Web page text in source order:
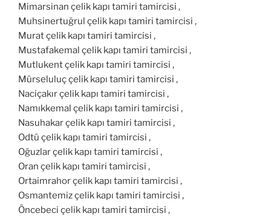
Mimarsinan çelik kapı tamiri tamircisi ,
Muhsinertuğrul çelik kapı tamiri tamircisi ,
Murat çelik kapı tamiri tamircisi ,
Mustafakemal çelik kapı tamiri tamircisi ,
Mutlukent çelik kapı tamiri tamircisi ,
Mürseluluç çelik kapı tamiri tamircisi ,
Naciçakır çelik kapı tamiri tamircisi ,
Namıkkemal çelik kapı tamiri tamircisi ,
Nasuhakar çelik kapı tamiri tamircisi ,
Odtü çelik kapı tamiri tamircisi ,
Oğuzlar çelik kapı tamiri tamircisi ,
Oran çelik kapı tamiri tamircisi ,
Ortaimrahor çelik kapı tamiri tamircisi ,
Osmantemiz çelik kapı tamiri tamircisi ,
Öncebeci çelik kapı tamiri tamircisi ,